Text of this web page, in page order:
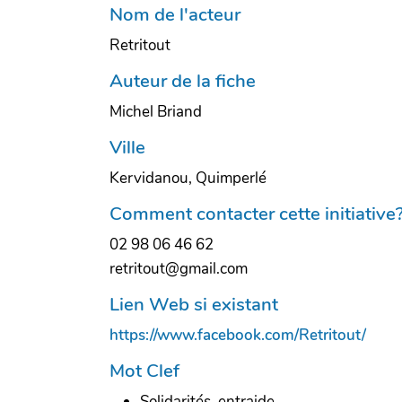
Nom de l'acteur
Retritout
Auteur de la fiche
Michel Briand
Ville
Kervidanou, Quimperlé
Comment contacter cette
02 98 06 46 62
retritout@gmail.com
Lien Web si existant
https://www.facebook.com/Retritout/
Mot Clef